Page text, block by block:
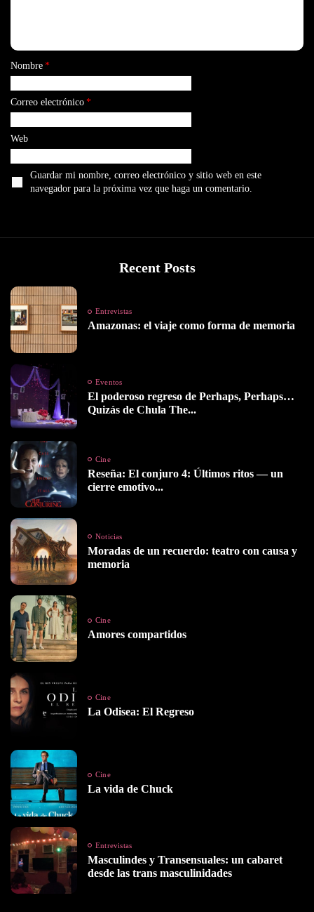
Nombre *
Correo electrónico *
Web
Guardar mi nombre, correo electrónico y sitio web en este
navegador para la próxima vez que haga un comentario.
Recent Posts
Entrevistas
Amazonas: el viaje como forma de memoria
Eventos
El poderoso regreso de Perhaps, Perhaps…
Quizás de Chula The...
Cine
Reseña: El conjuro 4: Últimos ritos — un
cierre emotivo...
Noticias
Moradas de un recuerdo: teatro con causa y
memoria
Cine
Amores compartidos
Cine
La Odisea: El Regreso
Cine
La vida de Chuck
Entrevistas
Masculindes y Transensuales: un cabaret
desde las trans masculinidades